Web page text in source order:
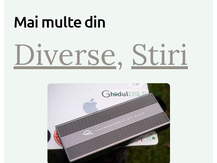
Mai multe din
Diverse, Stiri